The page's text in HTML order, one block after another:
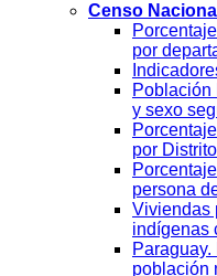
Censo
por
Población
y sexo
por
persona
Viviendas
indígenas
población